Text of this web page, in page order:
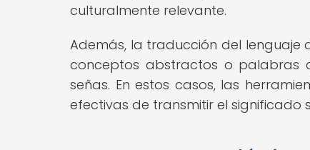
culturalmente relevante.
Además, la traducción del lenguaje
conceptos abstractos o palabras
señas. En estos casos, las
efectivas de transmitir el significado